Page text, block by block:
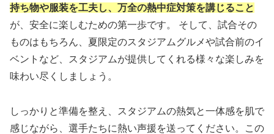
持ち物や服装を工夫し、万全の熱中症対策を講じること
が、安全に楽しむための第一歩です。 そして、試合その
ものはもちろん、夏限定のスタジアムグルメや試合前のイ
ベントなど、スタジアムが提供してくれる様々な楽しみを
味わい尽くしましょう。
しっかりと準備を整え、スタジアムの熱気と一体感を肌で
感じながら、選手たちに熱い声援を送ってください。この